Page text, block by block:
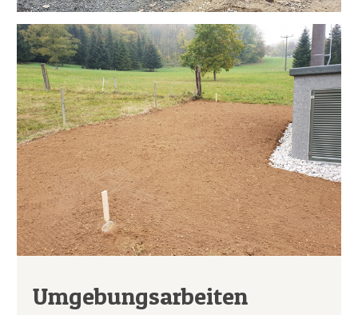
Umgebungsarbeiten